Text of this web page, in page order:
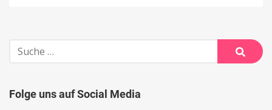
Suche
nach:
Suche
Folge uns auf Social Media